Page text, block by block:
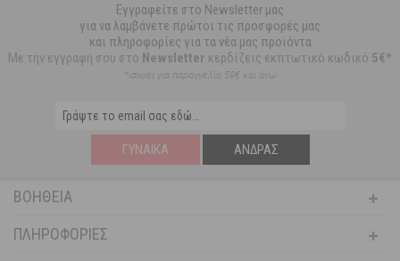
Εγγραφείτε στο Newsletter μας
για να λαμβάνετε πρώτοι τις προσφορές μας
και πληροφορίες για τα νέα μας προϊόντα
Με την εγγραφή σου στο Newsletter κερδίζεις εκπτωτικό κωδικό 5€*
*ισχύει για παραγγελία 59€ και άνω
ΓΥΝΑΊΚΑ ΆΝΔΡΑΣ
ΒΟΉΘΕΙΑ
ΠΛΗΡΟΦΟΡΊΕΣ